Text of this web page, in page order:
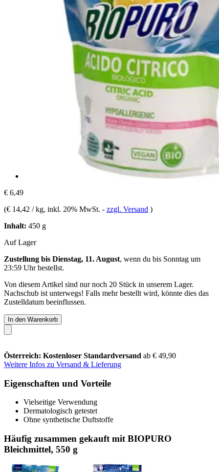
€ 6,49
(€ 14,42 / kg, inkl. 20% MwSt. - zzgl. Versand )
Inhalt: 450 g
Auf Lager
Zustellung bis Dienstag, 11. August, wenn du bis Sonntag um
23:59 Uhrbestellst.
Von diesem Artikel sind nur noch 20 Stück in unserem Lager.
Nachschub ist unterwegs! Falls mehr bestellt wird, könnte dies das
Zustelldatum beeinflussen.
In den Warenkorb
Österreich: Kostenloser Standardversand ab € 49,90
Weitere Infos zu Versand & Lieferung
Eigenschaften und Vorteile
Vielseitige Verwendung
Dermatologisch getestet
Ohne synthetische Duftstoffe
Häufig zusammen gekauft mit BIOPURO
Bleichmittel, 550 g